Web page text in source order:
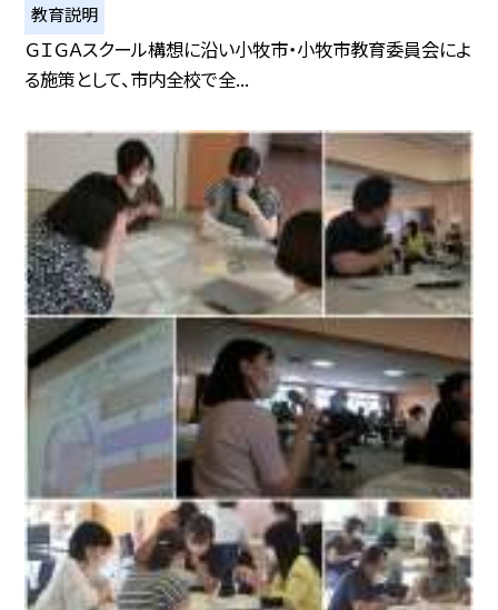
教育説明
ＧＩＧＡスクール構想に沿い小牧市・小牧市教育委員会によ
る施策として、市内全校で全...